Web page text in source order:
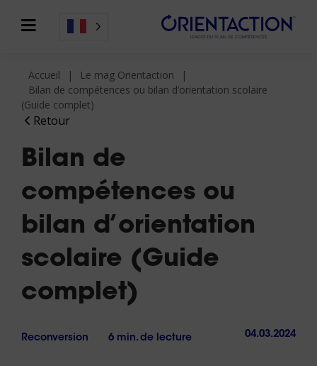
Retour
Accueil
Le mag Orientaction
Bilan de compétences ou bilan d’orientation scolaire
(Guide complet)
Bilan de
compétences ou
bilan d’orientation
scolaire (Guide
complet)
Reconversion 6 min. de lecture 04.03.2024